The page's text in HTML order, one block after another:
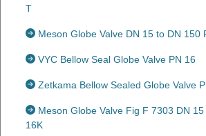
T
Meson Globe Valve DN 15 to DN 150
VYC Bellow Seal Globe Valve PN 16
Zetkama Bellow Sealed Globe Valve
Meson Globe Valve Fig F 7303 DN
16K